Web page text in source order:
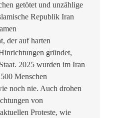
getötet und unzählige
Republik Iran
der auf harten
gründet,
2025 wurden im Iran
Menschen
noch nie. Auch drohen
von
Proteste, wie